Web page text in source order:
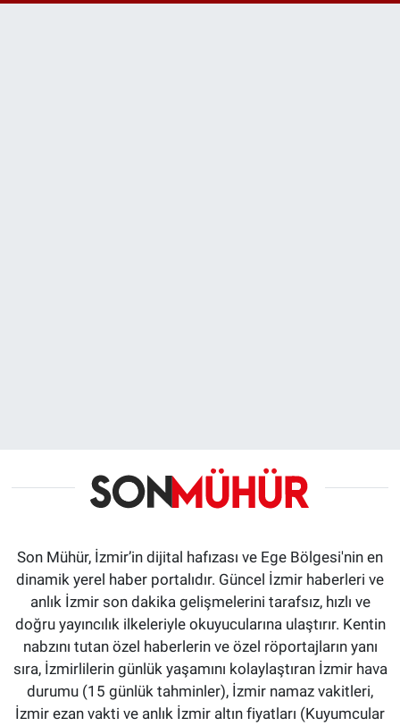
Son Mühür, İzmir’in dijital hafızası ve Ege Bölgesi'nin en
dinamik yerel haber portalıdır. Güncel İzmir haberleri ve
anlık İzmir son dakika gelişmelerini tarafsız, hızlı ve
doğru yayıncılık ilkeleriyle okuyucularına ulaştırır. Kentin
nabzını tutan özel haberlerin ve özel röportajların yanı
sıra, İzmirlilerin günlük yaşamını kolaylaştıran İzmir hava
durumu (15 günlük tahminler), İzmir namaz vakitleri,
İzmir ezan vakti ve anlık İzmir altın fiyatları (Kuyumcular